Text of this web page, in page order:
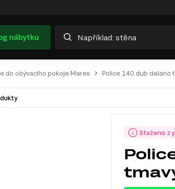
nábytku
do obývacího pokoje Mares Police 140 dub delano
Staženo z